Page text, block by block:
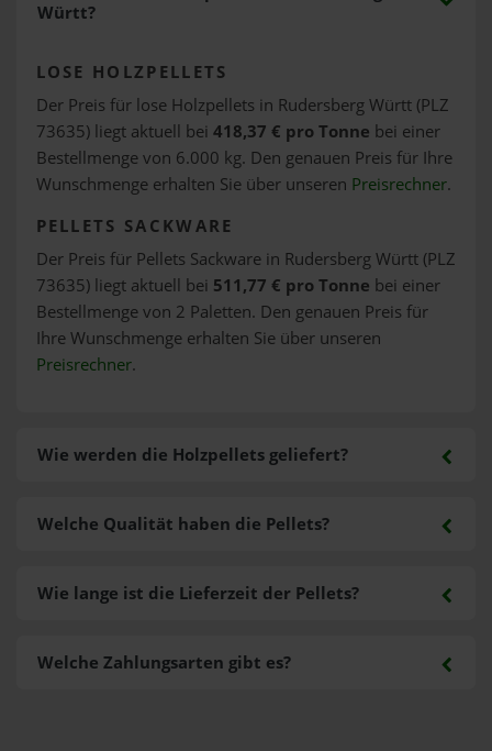
Württ?
LOSE HOLZPELLETS
Der Preis für lose Holzpellets in Rudersberg Württ (PLZ
73635) liegt aktuell bei 418,37 € pro Tonne bei einer
Bestellmenge von 6.000 kg. Den genauen Preis für Ihre
Wunschmenge erhalten Sie über unseren Preisrechner.
PELLETS SACKWARE
Der Preis für Pellets Sackware in Rudersberg Württ (PLZ
73635) liegt aktuell bei 511,77 € pro Tonne bei einer
Bestellmenge von 2 Paletten. Den genauen Preis für
Ihre Wunschmenge erhalten Sie über unseren
Preisrechner.
Wie werden die Holzpellets geliefert?
Welche Zahlungsarten gibt es?
Welche Qualität haben die Pellets?
Wie lange ist die Lieferzeit der Pellets?